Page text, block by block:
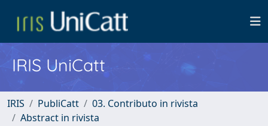
IRIS UniCatt
IRIS PubliCatt
03. Contributo in rivista
Abstract in rivista